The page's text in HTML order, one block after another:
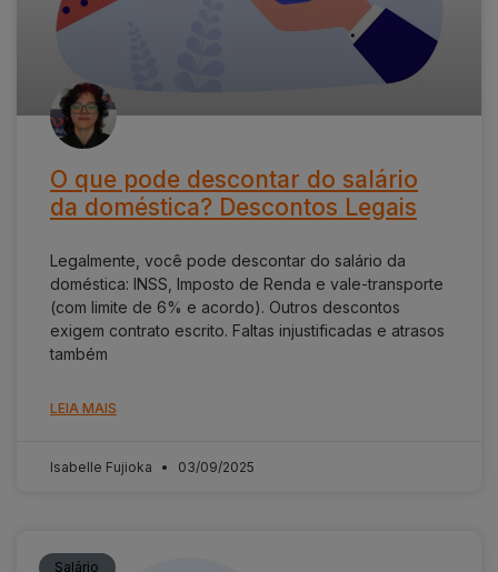
O que pode descontar do salário
da doméstica? Descontos Legais
Legalmente, você pode descontar do salário da
doméstica: INSS, Imposto de Renda e vale-transporte
(com limite de 6% e acordo). Outros descontos
exigem contrato escrito. Faltas injustificadas e atrasos
também
LEIA MAIS
Isabelle Fujioka 03/09/2025
Salário